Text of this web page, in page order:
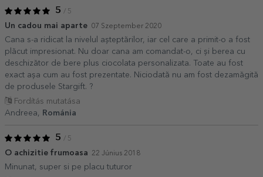
5 / 5
Un cadou mai aparte 07 Szeptember 2020
Cana s-a ridicat la nivelul așteptărilor, iar cel care a primit-o a fost
plăcut impresionat. Nu doar cana am comandat-o, ci și berea cu
deschizător de bere plus ciocolata personalizata. Toate au fost
exact așa cum au fost prezentate. Niciodată nu am fost dezamăgită
de produsele Stargift. ?
Fordítás mutatása
Andreea,
Románia
5 / 5
O achizitie frumoasa 22 Június 2018
Minunat, super si pe placu tuturor